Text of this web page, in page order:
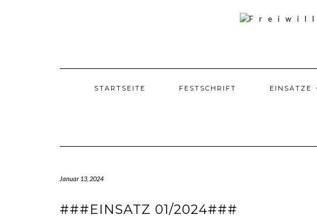
STARTSEITE FESTSCHRIFT EINSÄTZE
Januar 13, 2024
###EINSATZ 01/2024###